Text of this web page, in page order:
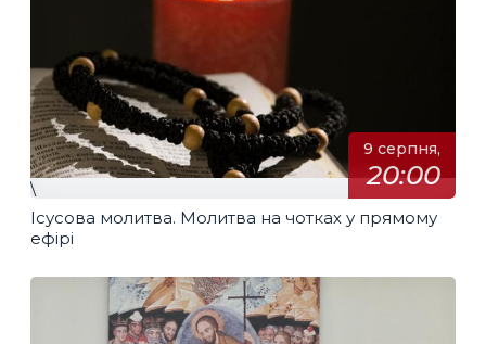
9 серпня,
20:00
\
Ісусова молитва. Молитва на чотках у прямому
ефірі